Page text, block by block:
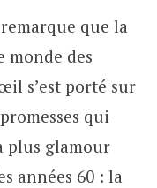
que la
monde des
s’est porté sur
qui
plus glamour
années 60 : la